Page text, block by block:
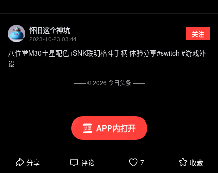
APP内打开
怀旧这个神坑
2023-10-23 03:44
关注
八位堂M30土星配色+SNK联明格斗手柄 体验分享#switch #游戏外
设
分享 评论 7 收藏
—— ©2026 今日头条——